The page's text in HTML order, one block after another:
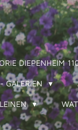
DIEPENHEIM
GALERIEN